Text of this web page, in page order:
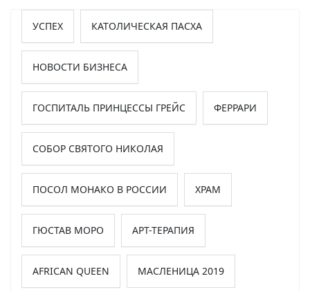
УСПЕХ КАТОЛИЧЕСКАЯ ПАСХА
НОВОСТИ БИЗНЕСА
ГОСПИТАЛЬ ПРИНЦЕССЫ ГРЕЙС ФЕРРАРИ
СОБОР СВЯТОГО НИКОЛАЯ
ПОСОЛ МОНАКО В РОССИИ ХРАМ
ГЮСТАВ МОРО АРТ-ТЕРАПИЯ
AFRICAN QUEEN МАСЛЕНИЦА 2019